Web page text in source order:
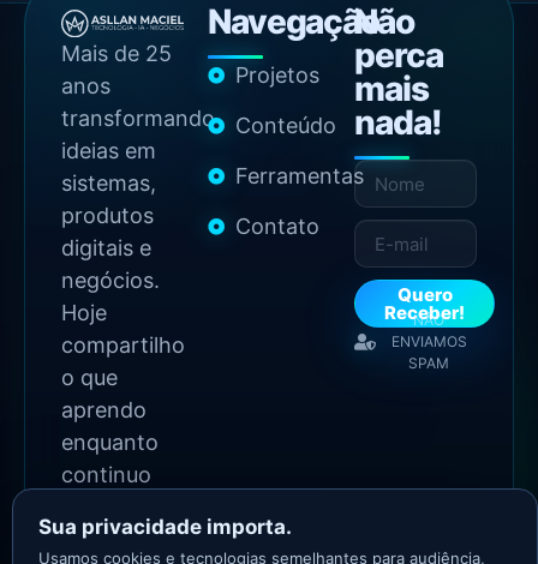
Mais de 25
anos
transformando
ideias em
sistemas,
produtos
digitais e
negócios.
Hoje
compartilho
o que
aprendo
enquanto
continuo
Navegação
Projetos
Conteúdo
Ferramentas
Contato
Não
perca
mais
nada!
Quero
Receber!
NÃO
ENVIAMOS
SPAM
Sua privacidade importa.
Usamos cookies e tecnologias semelhantes para audiência,